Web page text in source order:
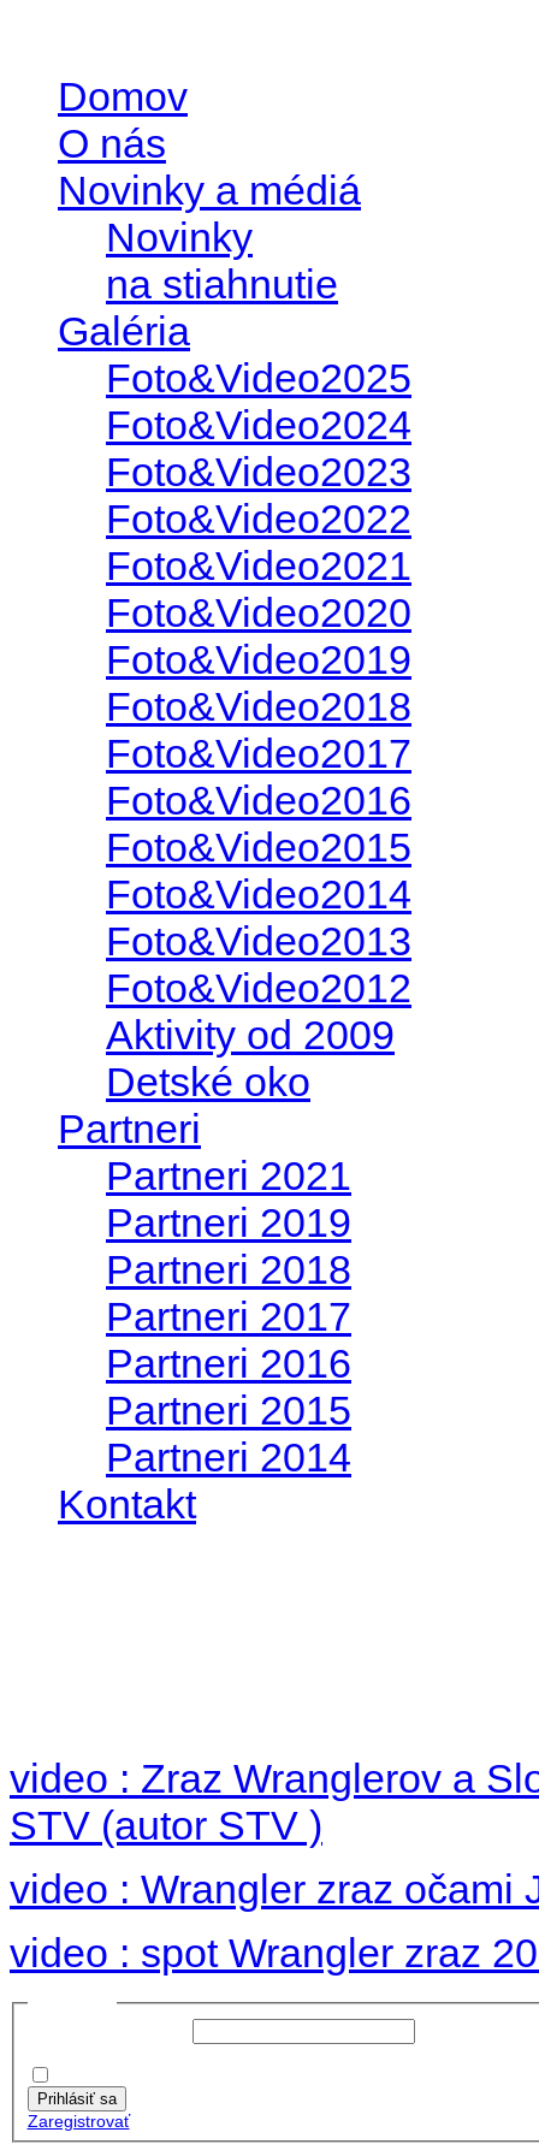
Domov
O nás
Novinky a médiá
Novinky
na stiahnutie
Galéria
Foto&Video2025
Foto&Video2024
Foto&Video2023
Foto&Video2022
Foto&Video2021
Foto&Video2020
Foto&Video2019
Foto&Video2018
Foto&Video2017
Foto&Video2016
Foto&Video2015
Foto&Video2014
Foto&Video2013
Foto&Video2012
Aktivity od 2009
Detské oko
Partneri
Partneri 2021
Partneri 2019
Partneri 2018
Partneri 2017
Partneri 2016
Partneri 2015
Partneri 2014
no images were found
video : Zraz Wranglerov a
STV (autor STV )
video : Wrangler zraz očami
video : spot Wrangler zraz
Prihlásiť sa
Používateľské meno:
Heslo: